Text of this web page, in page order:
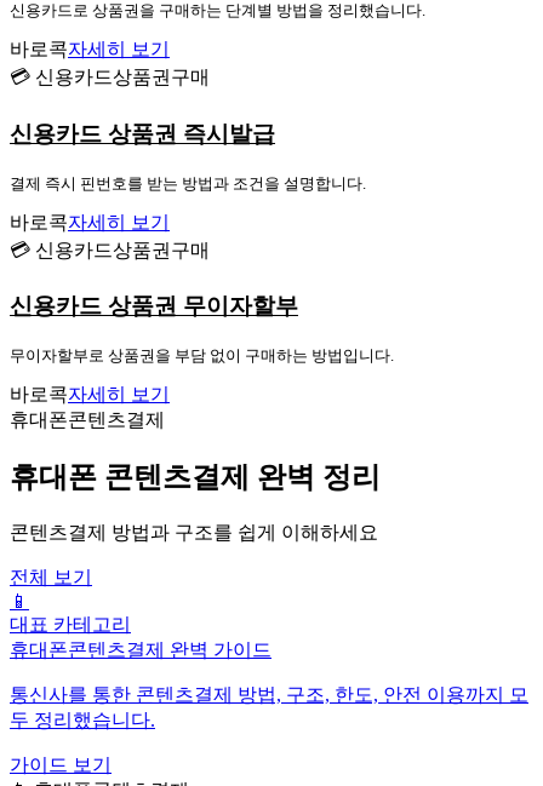
신용카드로 상품권을 구매하는 단계별 방법을 정리했습니다.
바로콕자세히 보기
💳 신용카드상품권구매
신용카드 상품권 즉시발급
결제 즉시 핀번호를 받는 방법과 조건을 설명합니다.
바로콕자세히 보기
💳 신용카드상품권구매
신용카드 상품권 무이자할부
무이자할부로 상품권을 부담 없이 구매하는 방법입니다.
바로콕자세히 보기
휴대폰콘텐츠결제
휴대폰 콘텐츠결제 완벽 정리
콘텐츠결제 방법과 구조를 쉽게 이해하세요
전체 보기
📱
대표 카테고리
휴대폰콘텐츠결제 완벽 가이드
통신사를 통한 콘텐츠결제 방법, 구조, 한도, 안전 이용까지 모
두 정리했습니다.
가이드 보기